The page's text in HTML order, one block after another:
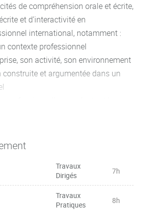
et idiomatique de
de chiffres (dates, horaires, prix,
et décrire des tendances
technique général des affaires et
professionnelle spécifique
son opinion / ses choix"
de compréhension orale et écrite,
et d’interactivité en
international, notamment :
contexte professionnel
son activité, son environnement
construite et argumentée dans un
situation."
Travaux
Dirigés
7h
Travaux
Pratiques
8h